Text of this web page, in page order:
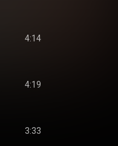
4:14
4:19
3:33